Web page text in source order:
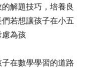
解題技巧，培養良
若想讓孩子在小五
為孩
在數學學習的道路